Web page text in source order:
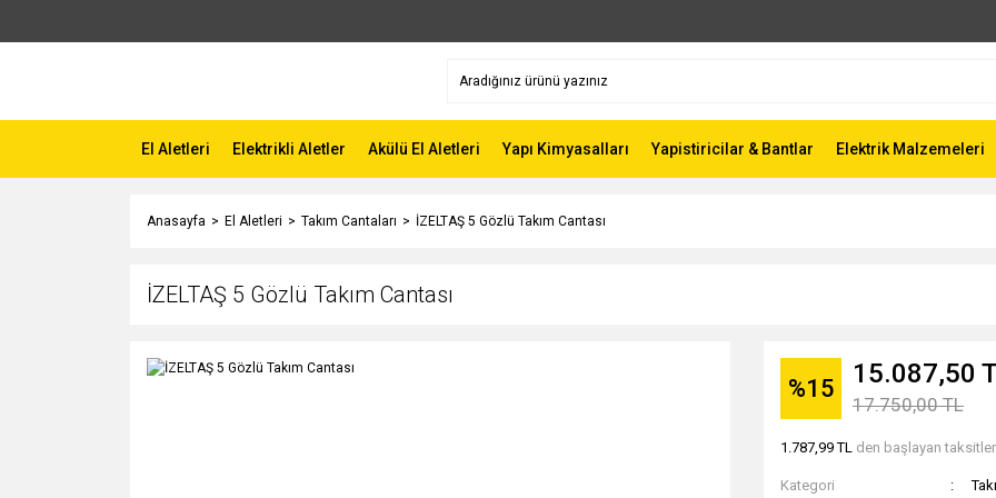
El Aletleri Elektrikli Aletler Akülü El Aletleri Yapı Kimyasalları Yapistiricilar & Bantlar Elektrik Malzemeleri
Anasayfa El Aletleri Takım Cantaları İZELTAŞ 5 Gözlü Takım Cantası
İZELTAŞ 5 Gözlü Takım Cantası
%15 15.087,50
17.750,00 TL
1.787,99 TL den başlayan
Kategori